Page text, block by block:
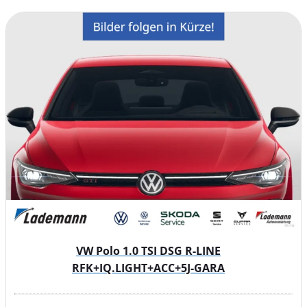
anklapp- und beheizbar, mit Beifahrerspiegelabsenkung;
Seitenscheiben hinten und Heckscheibe abgedunkelt;
abgedunkelt (75%)
Scheinwerfer + Leuchten:
LED-Rückleuchten; Heckleuchten LED; Scheinwerfer
LED; LED-Scheinwerfer mit LED-Tagfahrlicht;
Leuchtweitenregulierung; Leuchtweitenregelung;
Fahrlichtschaltung automatisch, mit 'Coming home'- und
'Leaving home'-Funktion; Automatische
Fahrlichtschaltung mit Leaving Home / Coming-Home-
Lichtfunktion, Tagfahrlicht LED; Ambientebeleuchtung;
Räder + Reifen:
VW Polo 1.0 TSI DSG R-LINE
RFK+IQ.LIGHT+ACC+5J-GARA